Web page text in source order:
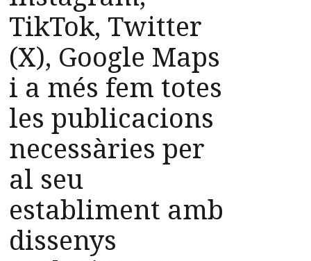
TikTok, Twitter
(X), Google Maps
i a més fem totes
les publicacions
necessàries per
al seu
establiment amb
dissenys